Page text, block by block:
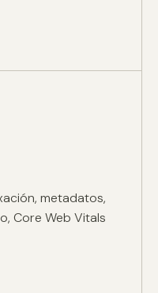
metadatos,
Core Web Vitals